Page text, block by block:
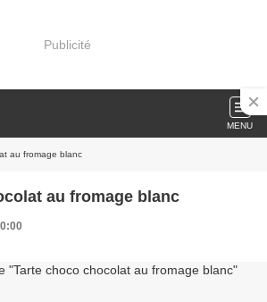
Publicité
MENU
au fromage blanc
au fromage blanc